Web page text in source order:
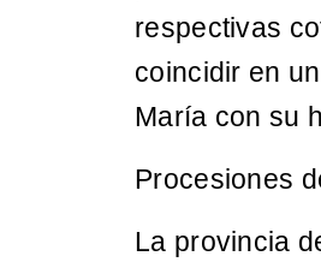
respectivas
coincidir en
María con su
Procesiones
La provincia